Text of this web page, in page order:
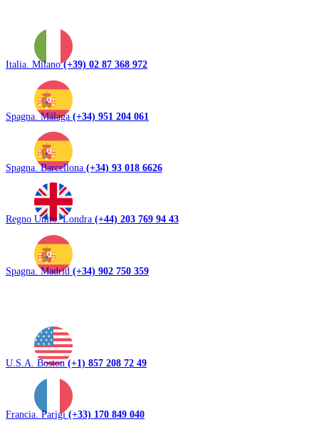
Italia. Milano(+39) 02 87 368 972
Spagna. Málaga (+34) 951 204 061
Spagna. Barcellona (+34) 93 018 6626
Regno Unito. Londra (+44) 203 769 94 43
Spagna. Madrid (+34) 902 750 359
U.S.A. Boston(+1) 857 208 72 49
Francia. Parigi(+33) 170 849 040